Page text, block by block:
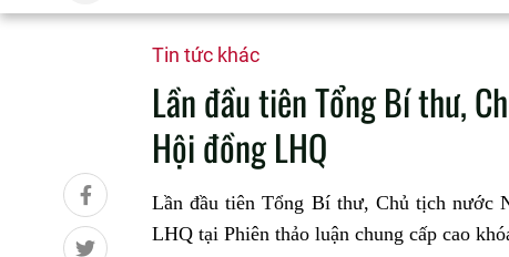
Tin tức khác
Lần đầu tiên Tổng Bí thư,
Hội đồng LHQ
Lần đầu tiên Tổng Bí thư, Chủ tịch nước
LHQ tại Phiên thảo luận chung cấp cao